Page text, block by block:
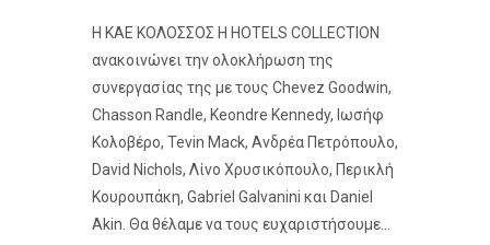
Η ΚΑΕ ΚΟΛΟΣΣΟΣ H HOTELS COLLECTION
ανακοινώνει την ολοκλήρωση της
συνεργασίας της με τους Chevez Goodwin,
Chasson Randle, Keondre Kennedy, Ιωσήφ
Κολοβέρο, Tevin Mack, Ανδρέα Πετρόπουλο,
David Nichols, Λίνο Χρυσικόπουλο, Περικλή
Κουρουπάκη, Gabriel Galvanini και Daniel
Akin. Θα θέλαμε να τους ευχαριστήσουμε...